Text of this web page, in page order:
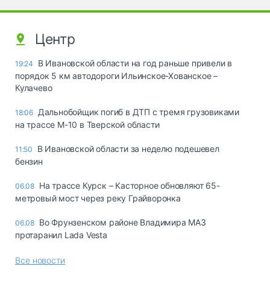
Центр
19:24
В Ивановской области на год раньше привели в
порядок 5 км автодороги Ильинское-Хованское –
Кулачево
18:06 Дальнобойщик погиб в ДТП с тремя грузовиками
на трассе М-10 в Тверской области
11:50
В Ивановской области за неделю подешевел
бензин
06.08 На трассе Курск – Касторное обновляют 65-
метровый мост через реку Грайворонка
06.08 Во Фрунзенском районе Владимира МАЗ
протаранил Lada Vesta
Все новости